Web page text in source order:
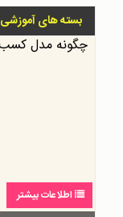
بسته های آموزشی
اطلاعات بیشتر